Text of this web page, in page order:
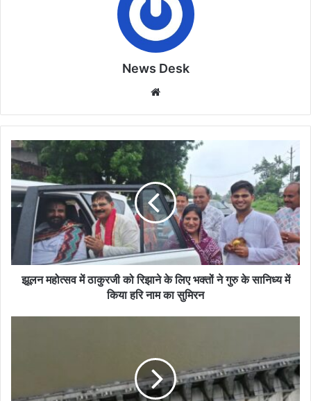
News Desk
झूलन
महोत्सव
में
ठाकुरजी
को
रिझाने
के
भक्तों
झूलन महोत्सव में ठाकुरजी को रिझाने के लिए भक्तों ने गुरु के सानिध्य में
किया हरि नाम का सुमिरन